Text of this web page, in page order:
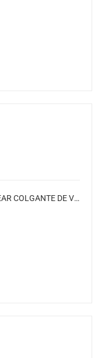
[OP-6022-16CH5] LÁMPARA APPLE CLEAR COLGANTE DE VIDRIO TRANSPARENTE CON INTERIOR PLATA “OPALUX”